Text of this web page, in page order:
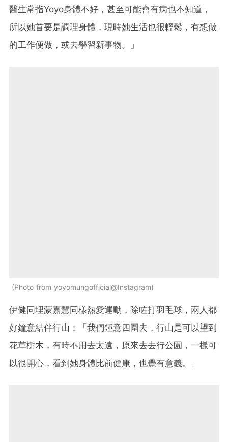
醫生常指Yoyo身體不好，甚至可能會有病也不知道，
所以她首要是調理身體，現時她生活也很輕鬆，有想做
的工作便做，或去學習新事物。」
Photo from yoyomungofficial@Instagram
伊健同埋蒙嘉慧同樣熱愛運動，除咗打羽毛球，兩人都
好鐘意結伴行山：「我們鍾意四圍去，行山是可以望到
花草樹木，有時不用去太遠，原來去去行公園，一樣可
以很開心，看到她身體比前健康，也覺有意義。」